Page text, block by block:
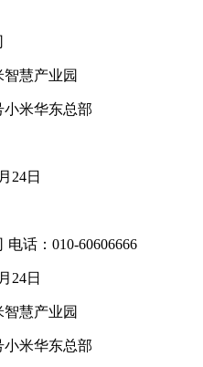
慧产业园
米华东总部
24日
话：010-60606666
24日
慧产业园
米华东总部